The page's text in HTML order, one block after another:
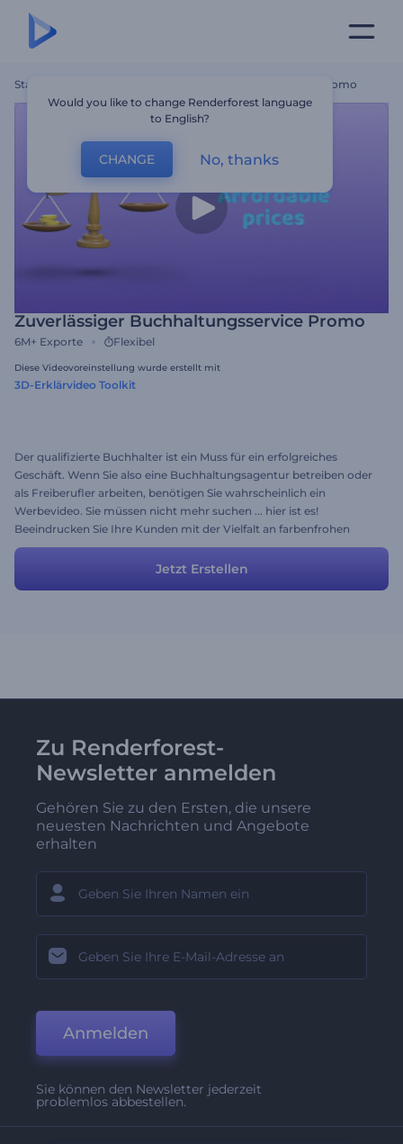
Startseite Zuverlässiger Buchhaltungsservice Promo
Zuverlässiger Buchhaltungsservice Promo
6M+ Exporte Flexibel
Diese Videovoreinstellung wurde erstellt mit
3D-Erklärvideo Toolkit
Der qualifizierte Buchhalter ist ein Muss für ein erfolgreiches
Geschäft. Wenn Sie also eine Buchhaltungsagentur betreiben oder
als Freiberufler arbeiten, benötigen Sie wahrscheinlich ein
Werbevideo. Sie müssen nicht mehr suchen ... hier ist es!
Beeindrucken Sie Ihre Kunden mit der Vielfalt an farbenfrohen
Szenen und eingängiger Musik. Fügen Sie bei Bedarf einige
persönliche Daten hinzu oder bearbeiten Sie sie, um neue Kunden
zu gewinnen. Ein attraktives und einzigartiges Werbevideo zu
Jetzt Erstellen
Zu Renderforest-
Newsletter anmelden
Gehören Sie zu den Ersten, die unsere
neuesten Nachrichten und Angebote
erhalten
Anmelden
Sie können den Newsletter jederzeit
problemlos abbestellen.
Would you like to change Renderforest language
to English?
CHANGE No, thanks